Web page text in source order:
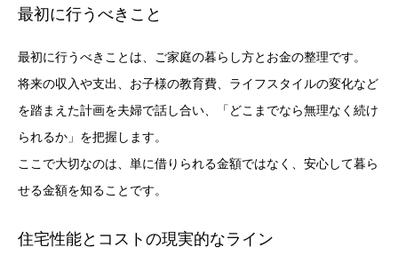
最初に行うべきこと
最初に行うべきことは、ご家庭の暮らし方とお金の整理です。
将来の収入や支出、お子様の教育費、ライフスタイルの変化など
を踏まえた計画を夫婦で話し合い、「どこまでなら無理なく続け
られるか」を把握します。
ここで大切なのは、単に借りられる金額ではなく、安心して暮ら
せる金額を知ることです。
住宅性能とコストの現実的なライン